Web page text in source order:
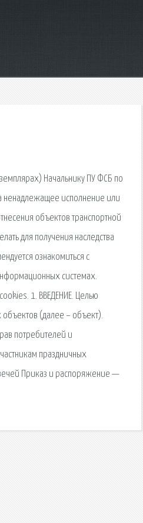
Начальнику ПУ ФСБ по
ненадлежащее исполнение или
объектов транспортной
для получения наследства
ознакомиться с
системах.
1. ВВЕДЕНИЕ. Целью
объектов (далее – объект).
потребителей и
праздничных
Приказ и распоряжение —